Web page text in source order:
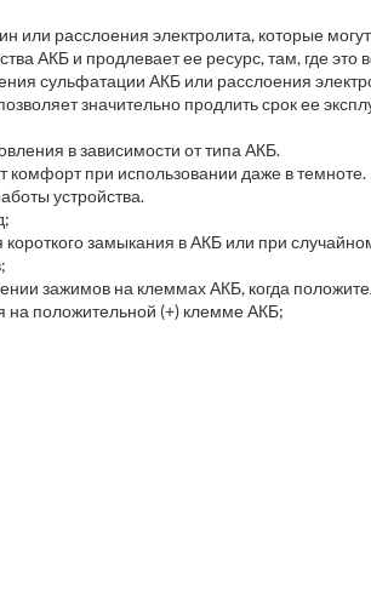
или расслоения электролита, которые могут
АКБ и продлевает ее ресурс, там, где это
сульфатации АКБ или расслоения
значительно продлить срок ее
в зависимости от типа АКБ.
при использовании даже в темноте.
устройства.
замыкания в АКБ или при
зажимов на клеммах АКБ, когда
на положительной (+) клемме АКБ;